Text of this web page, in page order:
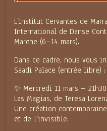
L’Institut Cervantes de
International de Danse
Marche (6–14 mars).
Dans ce cadre, nous vous
Saadi Palace (entrée libre) :
✨ Mercredi 11 mars – 21h30
Las Magias, de Teresa
Une création
et de l’invisible.